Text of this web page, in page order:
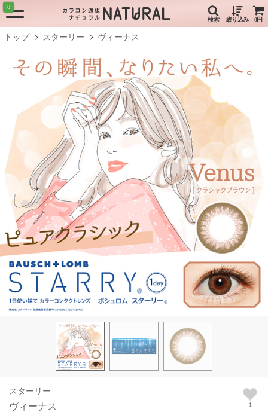
検索 絞り込み 0円
8
トップ スターリー ヴィーナス
1
スターリー
ヴィーナス